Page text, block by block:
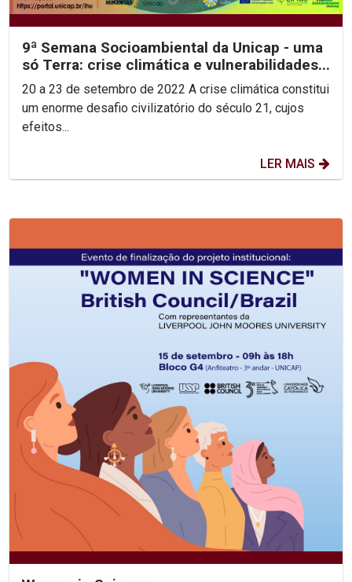
9ª Semana Socioambiental da Unicap - uma
só Terra: crise climática e vulnerabilidades...
20 a 23 de setembro de 2022 A crise climática constitui
um enorme desafio civilizatório do século 21, cujos
efeitos...
LER MAIS